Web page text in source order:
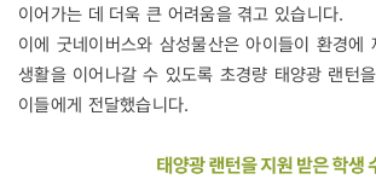
이어가는 데 더욱 큰 어려움을 겪고 있습니다.
이에 굿네이버스와 삼성물산은 아이들이 환경에
생활을 이어나갈 수 있도록 초경량 태양광 랜턴
이들에게 전달했습니다.